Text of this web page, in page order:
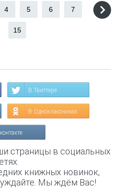
4 5 6 7
15
В Твиттере
В Одноклассниках
страницы в социальных
книжных новинок,
Мы ждём Вас!